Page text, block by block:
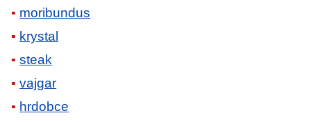
moribundus
krystal
steak
vajgar
hrdobce